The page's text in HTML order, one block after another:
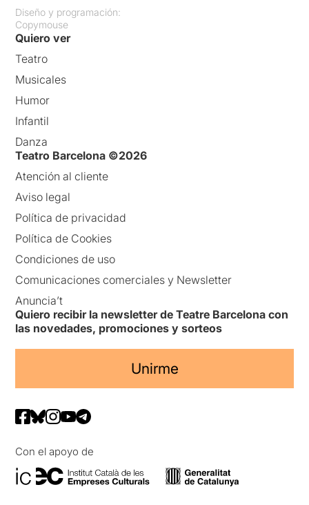
Diseño y programación:
Copymouse
Quiero ver
Teatro
Musicales
Humor
Infantil
Danza
Teatro Barcelona ©2026
Atención al cliente
Aviso legal
Política de privacidad
Política de Cookies
Condiciones de uso
Comunicaciones comerciales y Newsletter
Anuncia’t
Quiero recibir la newsletter de Teatre Barcelona con
las novedades, promociones y sorteos
Unirme
Con el apoyo de